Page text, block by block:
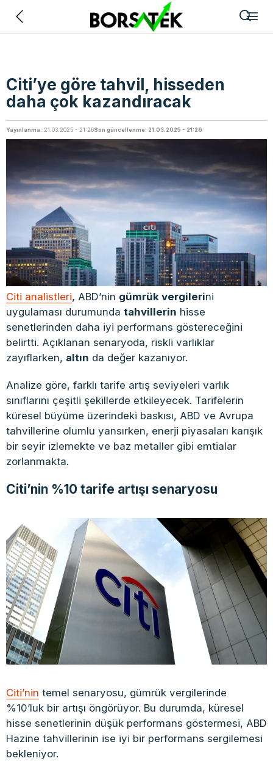
Citi’ye göre tahvil, hisseden
daha çok kazandıracak
Yayınlanma: 21.03.2025 - 21:26Son güncellenme: 21.03.2025 - 21:26
Citi analistleri, ABD’nin gümrük vergilerini
uygulaması durumunda tahvillerin hisse
senetlerinden daha iyi performans göstereceğini
belirtti. Açıklanan senaryoda, riskli varlıklar
zayıflarken, altın da değer kazanıyor.​
Analize göre, farklı tarife artış seviyeleri varlık
sınıflarını çeşitli şekillerde etkileyecek. Tarifelerin
küresel büyüme üzerindeki baskısı, ABD ve Avrupa
tahvillerine olumlu yansırken, enerji piyasaları karışık
bir seyir izlemekte ve baz metaller gibi emtialar
zorlanmakta.​
Citi’nin %10 tarife artışı senaryosu
Citi’nin temel senaryosu, gümrük vergilerinde
%10’luk bir artışı öngörüyor. Bu durumda, küresel
hisse senetlerinin düşük performans göstermesi, ABD
Hazine tahvillerinin ise iyi bir performans sergilemesi
bekleniyor.​